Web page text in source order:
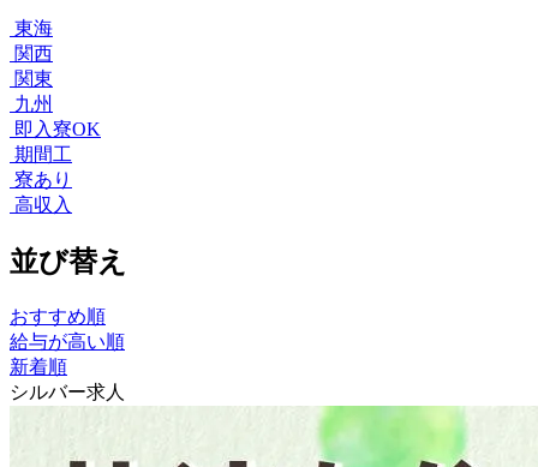
東海
関西
関東
九州
即入寮OK
期間工
寮あり
高収入
並び替え
おすすめ順
給与が高い順
新着順
シルバー求人